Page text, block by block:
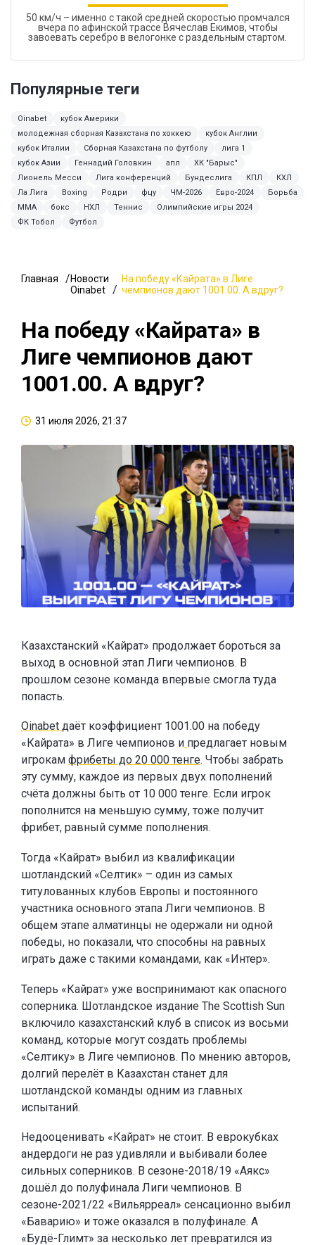
50 км/ч – именно с такой средней скоростью промчался
вчера по афинской трассе Вячеслав Екимов, чтобы
завоевать серебро в велогонке с раздельным стартом.
Популярные теги
Oinabet
кубок Америки
молодежная сборная Казахстана по хоккею
кубок Англии
кубок Италии
Сборная Казахстана по футболу
лига 1
кубок Азии
Геннадий Головкин апл
ХК "Барыс"
Лионель Месси
Лига конференций Бундеслига КПЛ
КХЛ
Ла Лига
Boxing Родри фцу ЧМ-2026 Евро-2024
Борьба
ММА
бокс НХЛ Теннис
Олимпийские игры 2024
ФК Тобол
Футбол
Главная
Новости
Oinabet
На победу «Кайрата» в Лиге
чемпионов дают 1001.00. А вдруг?
На победу «Кайрата» в
Лиге чемпионов дают
1001.00. А вдруг?
31 июля 2026, 21:37
Казахстанский «Кайрат» продолжает бороться за
выход в основной этап Лиги чемпионов. В
прошлом сезоне команда впервые смогла туда
попасть.
Oinabet даёт коэффициент 1001.00 на победу
«Кайрата» в Лиге чемпионов и предлагает новым
игрокам фрибеты до 20 000 тенге. Чтобы забрать
эту сумму, каждое из первых двух пополнений
счёта должны быть от 10 000 тенге. Если игрок
пополнится на меньшую сумму, тоже получит
фрибет, равный сумме пополнения.
Тогда «Кайрат» выбил из квалификации
шотландский «Селтик» – один из самых
титулованных клубов Европы и постоянного
участника основного этапа Лиги чемпионов. В
общем этапе алматинцы не одержали ни одной
победы, но показали, что способны на равных
играть даже с такими командами, как «Интер».
Теперь «Кайрат» уже воспринимают как опасного
соперника. Шотландское издание The Scottish Sun
включило казахстанский клуб в список из восьми
команд, которые могут создать проблемы
«Селтику» в Лиге чемпионов. По мнению авторов,
долгий перелёт в Казахстан станет для
шотландской команды одним из главных
испытаний.
Недооценивать «Кайрат» не стоит. В еврокубках
андердоги не раз удивляли и выбивали более
сильных соперников. В сезоне-2018/19 «Аякс»
дошёл до полуфинала Лиги чемпионов. В
сезоне-2021/22 «Вильярреал» сенсационно выбил
«Баварию» и тоже оказался в полуфинале. А
«Будё-Глимт» за несколько лет превратился из